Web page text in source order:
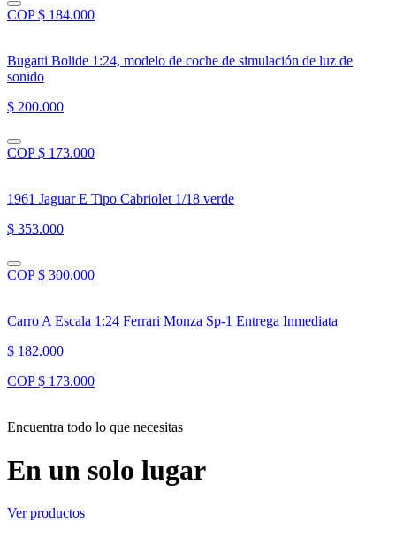
COP $ 184.000
Bugatti Bolide 1:24, modelo de coche de simulación de luz de
sonido
$ 200.000
COP $ 173.000
1961 Jaguar E Tipo Cabriolet 1/18 verde
$ 353.000
COP $ 300.000
Carro A Escala 1:24 Ferrari Monza Sp-1 Entrega Inmediata
$ 182.000
COP $ 173.000
Encuentra todo lo que necesitas
En un solo lugar
Ver productos